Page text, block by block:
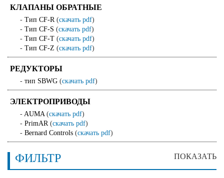
КЛАПАНЫ ОБРАТНЫЕ
- Тип CF-R(скачать pdf)
- Тип CF-S (скачать pdf)
- Тип CF-T (скачать pdf)
- Тип CF-Z (скачать pdf)
РЕДУКТОРЫ
- тип SBWG (скачать pdf)
ЭЛЕКТРОПРИВОДЫ
- AUMA(скачать pdf)
- PrimAR(скачать pdf)
- Bernard Controls (скачать pdf)
ФИЛЬТР ПОКАЗАТЬ